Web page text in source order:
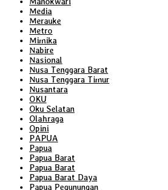
Media
Merauke
Metro
Mimika
Nabire
Nasional
Nusa Tenggara Barat
Nusa Tenggara Timur
Nusantara
OKU
Oku Selatan
Olahraga
Opini
PAPUA
Papua
Papua Barat
Papua Barat
Papua Barat Daya
Papua Pegunungan